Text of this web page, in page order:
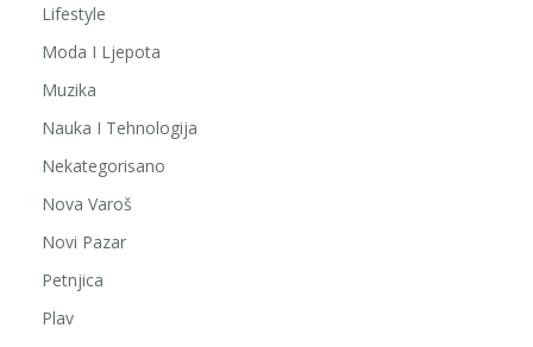
Lifestyle
Moda I Ljepota
Muzika
Nauka I Tehnologija
Nekategorisano
Nova Varoš
Novi Pazar
Petnjica
Plav